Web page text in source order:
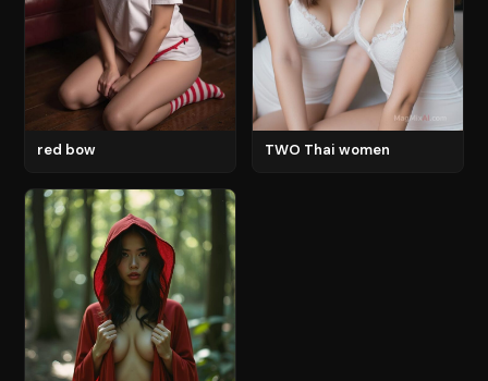
red bow TWO Thai women